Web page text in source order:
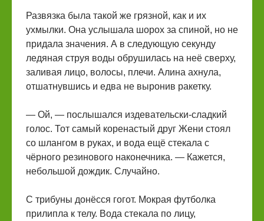
Развязка была такой же грязной, как и их
ухмылки. Она услышала шорох за спиной, но не
придала значения. А в следующую секунду
ледяная струя воды обрушилась на неё сверху,
заливая лицо, волосы, плечи. Алина ахнула,
отшатнувшись и едва не выронив ракетку.
— Ой, — послышался издевательски-сладкий
голос. Тот самый коренастый друг Жени стоял
со шлангом в руках, и вода ещё стекала с
чёрного резинового наконечника. — Кажется,
небольшой дождик. Случайно.
С трибуны донёсся гогот. Мокрая футболка
прилипла к телу. Вода стекала по лицу,